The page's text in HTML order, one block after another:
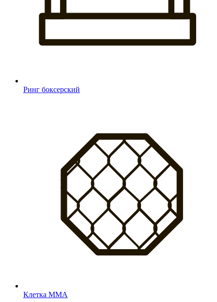
Ринг боксерский
Клетка MMA